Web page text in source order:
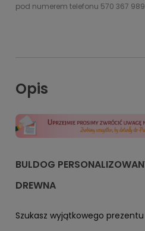
pod numerem telefonu 570 367 989
Opis
BULDOG
DREWNA
Szukasz wyjątkowego